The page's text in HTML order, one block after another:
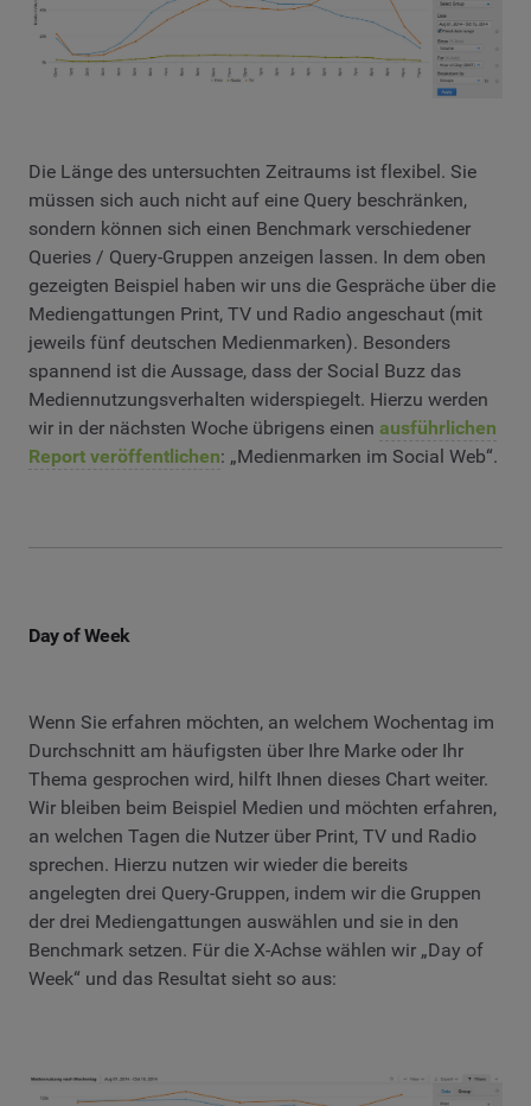
Die Länge des untersuchten Zeitraums ist flexibel. Sie
müssen sich auch nicht auf eine Query beschränken,
sondern können sich einen Benchmark verschiedener
Queries / Query-Gruppen anzeigen lassen. In dem oben
gezeigten Beispiel haben wir uns die Gespräche über die
Mediengattungen Print, TV und Radio angeschaut (mit
jeweils fünf deutschen Medienmarken). Besonders
spannend ist die Aussage, dass der Social Buzz das
Mediennutzungsverhalten widerspiegelt. Hierzu werden
wir in der nächsten Woche übrigens einen ausführlichen
Report veröffentlichen: „Medienmarken im Social Web“.
Day of Week
Wenn Sie erfahren möchten, an welchem Wochentag im
Durchschnitt am häufigsten über Ihre Marke oder Ihr
Thema gesprochen wird, hilft Ihnen dieses Chart weiter.
Wir bleiben beim Beispiel Medien und möchten erfahren,
an welchen Tagen die Nutzer über Print, TV und Radio
sprechen. Hierzu nutzen wir wieder die bereits
angelegten drei Query-Gruppen, indem wir die Gruppen
der drei Mediengattungen auswählen und sie in den
Benchmark setzen. Für die X-Achse wählen wir „Day of
Week“ und das Resultat sieht so aus: